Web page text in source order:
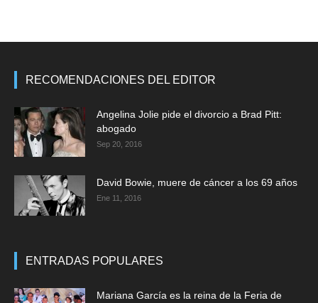
RECOMENDACIONES DEL EDITOR
Angelina Jolie pide el divorcio a Brad Pitt:
abogado
Sep 20, 2016
David Bowie, muere de cáncer a los 69 años
Ene 11, 2016
ENTRADAS POPULARES
Mariana García es la reina de la Feria de